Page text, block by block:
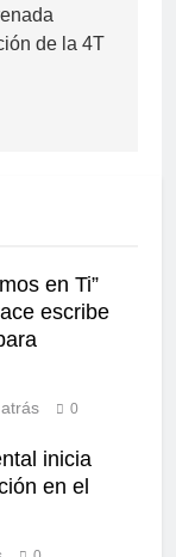
de la 4T
en Ti”
escribe
0
inicia
en el